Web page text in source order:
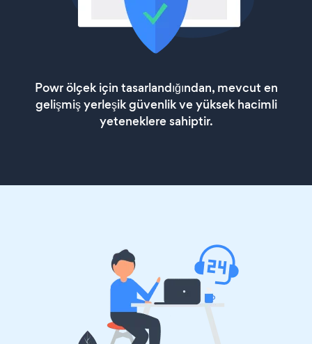
Powr ölçek için tasarlandığından, mevcut en
gelişmiş yerleşik güvenlik ve yüksek hacimli
yeteneklere sahiptir.